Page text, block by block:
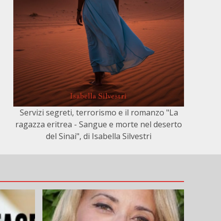
Servizi segreti, terrorismo e il romanzo "La
ragazza eritrea - Sangue e morte nel deserto
del Sinai", di Isabella Silvestri